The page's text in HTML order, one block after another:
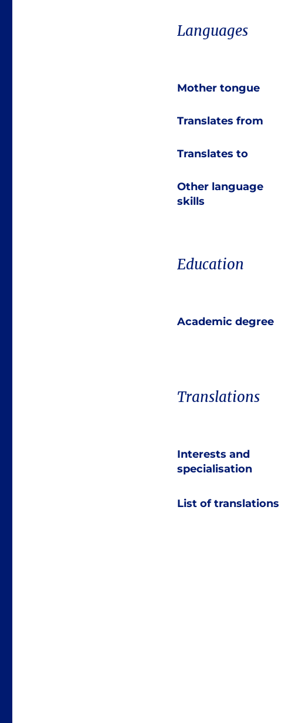
Languages
Mother tongue
Translates from
Translates to
Other language
skills
Education
Academic degree
Translations
Interests and
specialisation
List of translations